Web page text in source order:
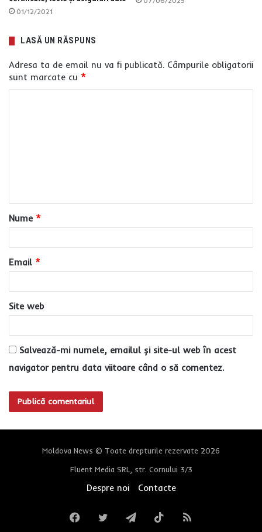
01/12/2021
LASĂ UN RĂSPUNS
Adresa ta de email nu va fi publicată. Câmpurile obligatorii
sunt marcate cu *
a
r
u
*
Nume *
Email *
Site web
Salvează-mi numele, emailul și site-ul web în acest
navigator pentru data viitoare când o să comentez.
Moldova News © Toate drepturile rezervate 2026
Fluent Media SRL, str. Cornului 3/3
Despre noi Contacte
FacebookTwitterTelegramTikTokRSS